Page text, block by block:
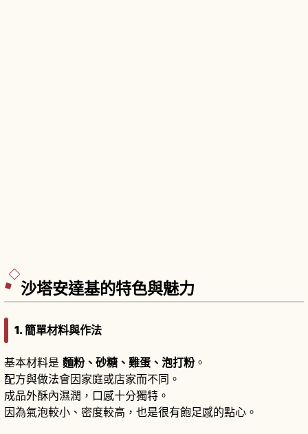
沙塔安達基的特色與魅力
1. 簡單材料與作法
基本材料是 麵粉、砂糖、雞蛋、泡打粉。
配方與做法會因家庭或店家而不同。
成品外酥內濕潤，口感十分獨特。
因為氣泡較小、密度較高，也是很有飽足感的點心。